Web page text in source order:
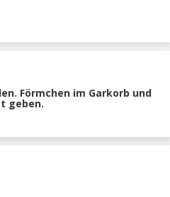
Förmchen im Garkorb und
geben.